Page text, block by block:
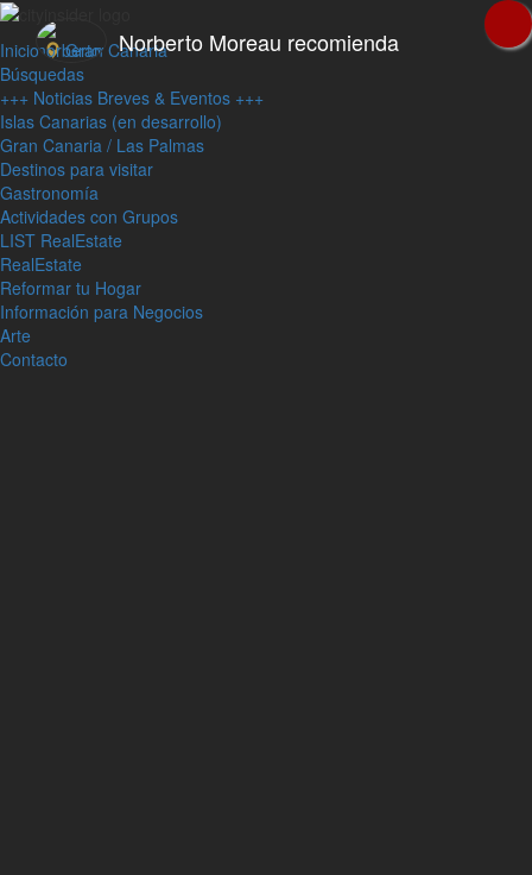
Norberto Moreau recomienda
Inicio
Gran Canaria
Búsquedas
+++ Noticias Breves & Eventos +++
Islas Canarias (en desarrollo)
Gran Canaria / Las Palmas
Destinos para visitar
Gastronomía
Actividades con Grupos
LIST RealEstate
RealEstate
Reformar tu Hogar
Información para Negocios
Arte
Contacto